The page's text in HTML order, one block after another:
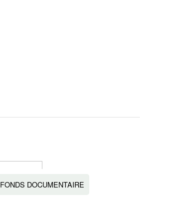
FONDS DOCUMENTAIRE